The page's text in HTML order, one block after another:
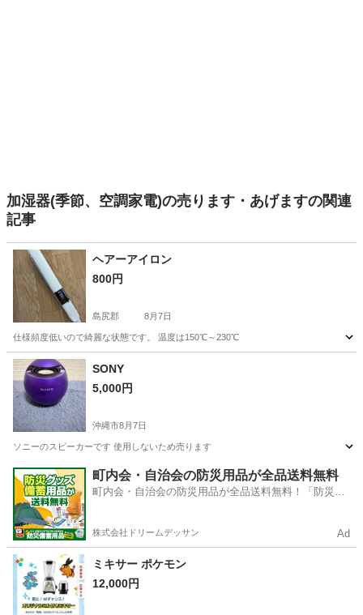
加湿器(季節、空調家電)の売ります・あげますの関連
記事
ヘアーアイロン
800円
島尻郡 8月7日
仕様頻度低いので綺麗な状態です。 温度は150℃～230℃
沖縄 島尻郡
SONY
5,000円
沖縄市8月7日
ソニーのスピーカーです 使用しないため売ります
沖縄 沖縄市 その他
町内会・自治会の防災用品が全品送料無料
町内会・自治会の防災用品が全品送料無料！「防災備
株式会社ドリームデッサン Ad
ミキサー ポケモン
12,000円